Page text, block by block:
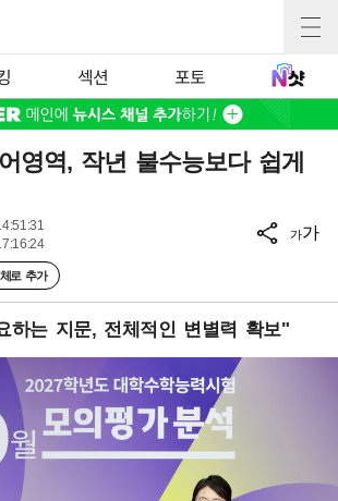
섹션 포토
영역, 작년 불수능보다 쉽게
로 추가
가가
하는 지문, 전체적인 변별력 확보"